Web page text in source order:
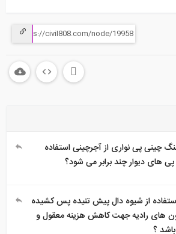
چینی پی نواری از آجرچینی استفاده
های دیوار چند برابر می شود؟
استفاده از شیوه دال پیش تنیده پس کشیده
های رادیه جهت کاهش هزینه معقول و
؟